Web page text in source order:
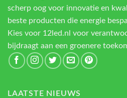
scherp oog voor innovatie en
beste producten die energie
Kies voor 12led.nl voor
bijdraagt aan een groenere
LAATSTE NIEUWS